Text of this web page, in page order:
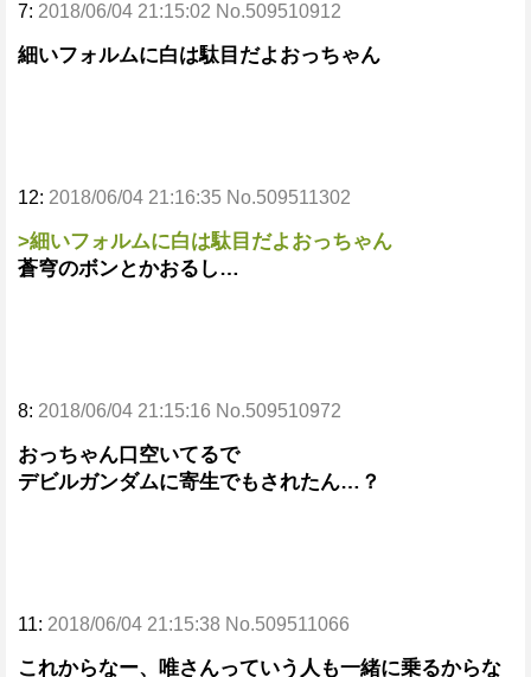
7: 2018/06/04 21:15:02 No.509510912
細いフォルムに白は駄目だよおっちゃん
12: 2018/06/04 21:16:35 No.509511302
>細いフォルムに白は駄目だよおっちゃん
蒼穹のボンとかおるし…
8: 2018/06/04 21:15:16 No.509510972
おっちゃん口空いてるで
デビルガンダムに寄生でもされたん…？
11: 2018/06/04 21:15:38 No.509511066
これからなー、唯さんっていう人も一緒に乗るからな